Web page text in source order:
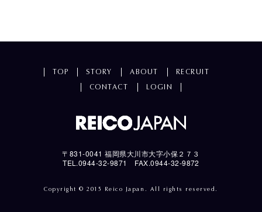
TOP STORY ABOUT
RECRUIT
CONTACT
LOGIN
〒831-0041 福岡県大川市大字小保２７３
TEL.0944-32-9871 FAX.0944-32-9872
Copyright © 2015 Reico Japan. All rights reserved.